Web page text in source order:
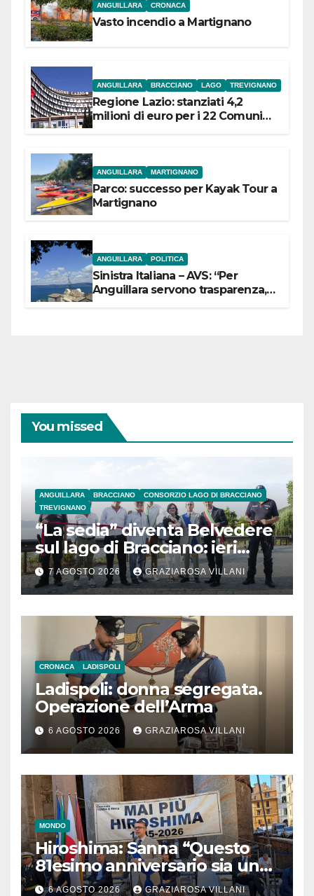
ANGUILLARA CRONACA
Vasto incendio a Martignano
ANGUILLARA BRACCIANO LAGO TREVIGNANO
Regione Lazio: stanziati 4,2
milioni di euro per i 22 Comuni
ANGUILLARA MARTIGNANO
Parco: successo per Kayak Tour a
Martignano
ANGUILLARA POLITICA
Sinistra Italiana – AVS: “Per
Anguillara servono trasparenza,
You missed
ANGUILLARA BRACCIANO
CONSORZIO LAGO DI BRACCIANO
TREVIGNANO
“La sedia” diventa Belvedere
sul lago di Bracciano: ieri
l’inaugurazione
7 AGOSTO 2026 GRAZIAROSA VILLANI
CRONACA LADISPOLI
Ladispoli: donna segregata.
Operazione dell’Arma
6 AGOSTO 2026 GRAZIAROSA VILLANI
MONDO
Hiroshima: Sanna “Questo
81esimo anniversario sia un
monito per tutti”
6 AGOSTO 2026 GRAZIAROSA VILLANI